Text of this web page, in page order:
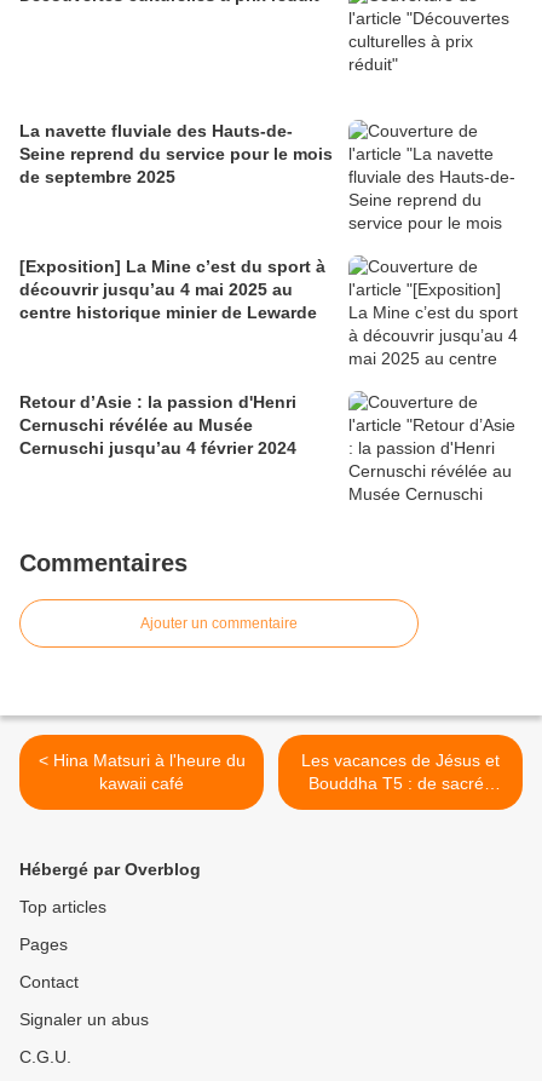
La navette fluviale des Hauts-de-
Seine reprend du service pour le mois
de septembre 2025
[Exposition] La Mine c’est du sport à
découvrir jusqu’au 4 mai 2025 au
centre historique minier de Lewarde
Retour d’Asie : la passion d'Henri
Cernuschi révélée au Musée
Cernuschi jusqu’au 4 février 2024
Commentaires
Ajouter un commentaire
< Hina Matsuri à l'heure du
kawaii café
Les vacances de Jésus et
Bouddha T5 : de sacrés
guides du Japon >
Hébergé par Overblog
Top articles
Pages
Contact
Signaler un abus
C.G.U.